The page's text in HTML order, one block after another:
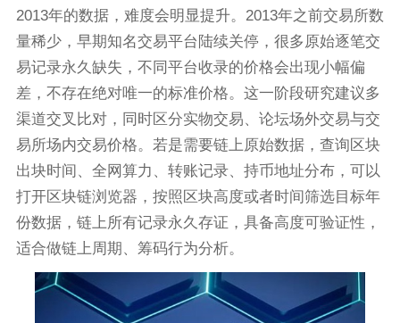
2013年的数据，难度会明显提升。2013年之前交易所数
量稀少，早期知名交易平台陆续关停，很多原始逐笔交
易记录永久缺失，不同平台收录的价格会出现小幅偏
差，不存在绝对唯一的标准价格。这一阶段研究建议多
渠道交叉比对，同时区分实物交易、论坛场外交易与交
易所场内交易价格。若是需要链上原始数据，查询区块
出块时间、全网算力、转账记录、持币地址分布，可以
打开区块链浏览器，按照区块高度或者时间筛选目标年
份数据，链上所有记录永久存证，具备高度可验证性，
适合做链上周期、筹码行为分析。